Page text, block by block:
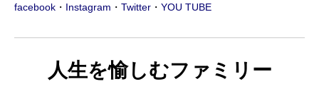
facebook ・ Instagram ・ Twitter ・ YOU TUBE
人生を愉しむファミリー